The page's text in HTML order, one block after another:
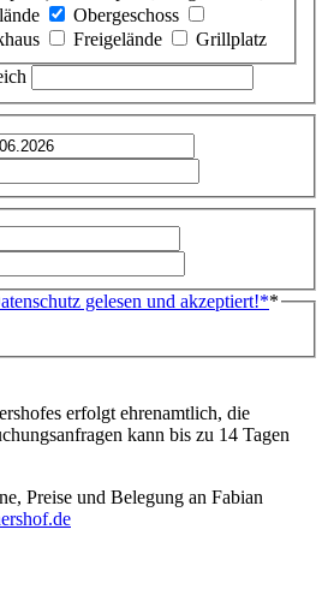
Obergeschoss
Freigelände
Grillplatz
gelesen und akzeptiert!**
erfolgt ehrenamtlich, die
kann bis zu 14 Tagen
Preise und Belegung an Fabian